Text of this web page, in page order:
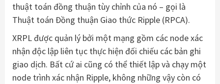
thuật toán đồng thuận tùy chỉnh của nó – gọi là
Thuật toán Đồng thuận Giao thức Ripple (RPCA).
XRPL được quản lý bởi một mạng gồm các node xác
nhận độc lập liên tục thực hiện đối chiếu các bản ghi
giao dịch. Bất cứ ai cũng có thể thiết lập và chạy một
node trình xác nhận Ripple, không những vậy còn có